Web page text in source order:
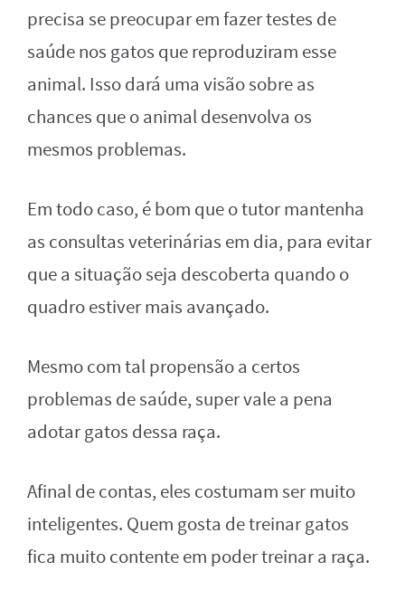
precisa se preocupar em fazer testes de
saúde nos gatos que reproduziram esse
animal. Isso dará uma visão sobre as
chances que o animal desenvolva os
mesmos problemas.
Em todo caso, é bom que o tutor mantenha
as consultas veterinárias em dia, para evitar
que a situação seja descoberta quando o
quadro estiver mais avançado.
Mesmo com tal propensão a certos
problemas de saúde, super vale a pena
adotar gatos dessa raça.
Afinal de contas, eles costumam ser muito
inteligentes. Quem gosta de treinar gatos
fica muito contente em poder treinar a raça.